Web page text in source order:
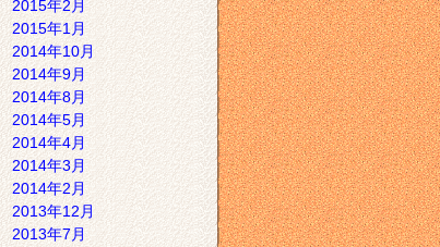
2015年2月
2015年1月
2014年10月
2014年9月
2014年8月
2014年5月
2014年4月
2014年3月
2014年2月
2013年12月
2013年7月